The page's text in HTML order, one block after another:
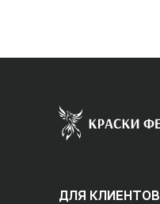
ДЛЯ КЛИЕНТОВ